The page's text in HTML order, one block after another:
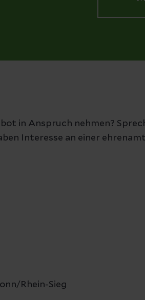
in Anspruch nehmen?
Interesse an einer
Rhein-Sieg